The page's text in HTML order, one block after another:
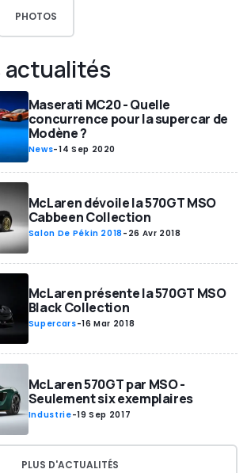
PHOTOS
actualités
Maserati MC20 - Quelle
concurrence pour la supercar de
Modène ?
News-14 Sep 2020
McLaren dévoile la 570GT MSO
Cabbeen Collection
Salon De Pékin 2018- 26 Avr 2018
McLaren présente la 570GT MSO
Black Collection
Supercars-16 Mar 2018
McLaren 570GT par MSO -
Seulement six exemplaires
Industrie-19 Sep 2017
PLUS D'ACTUALITÉS